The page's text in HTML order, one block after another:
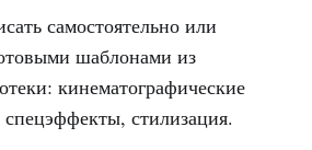
самостоятельно или
шаблонами из
кинематографические
стилизация.